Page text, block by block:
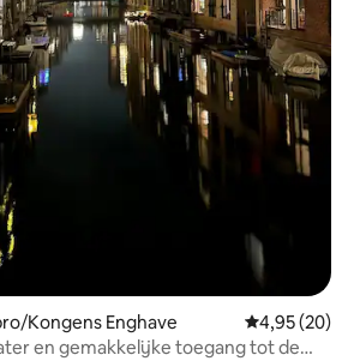
Kongens Enghave Gemiddelde
4,95 (20)
en gemakkelijke toegang tot de